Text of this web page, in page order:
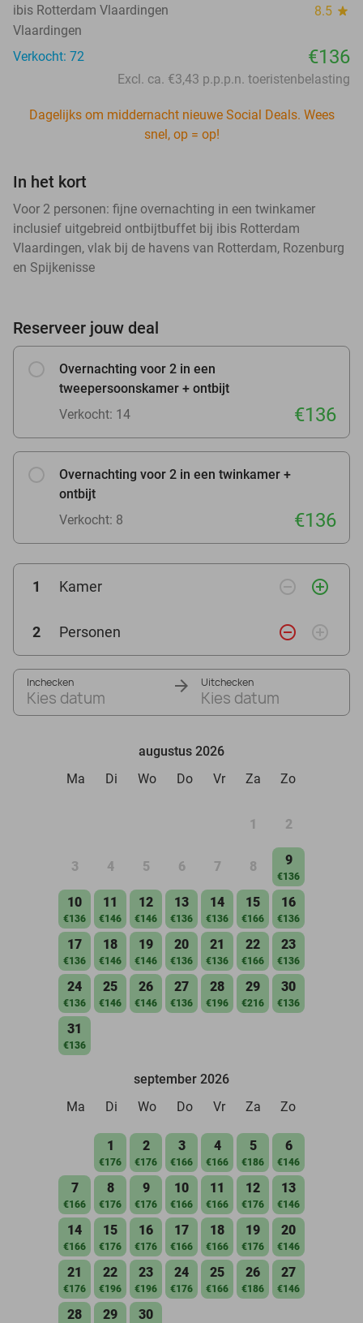
ibis Rotterdam Vlaardingen 8.5 star
Vlaardingen
Verkocht: 72
€136
Excl. ca. €3,43 p.p.p.n. toeristenbelasting
Dagelijks om middernacht nieuwe Social Deals. Wees
snel, op = op!
In het kort
Voor 2 personen: fijne overnachting in een twinkamer
inclusief uitgebreid ontbijtbuffet bij ibis Rotterdam
Vlaardingen, vlak bij de havens van Rotterdam, Rozenburg
en Spijkenisse
Reserveer jouw deal
Overnachting voor 2 in een
tweepersoonskamer + ontbijt
Verkocht: 14
€136
Overnachting voor 2 in een twinkamer +
ontbijt
Verkocht: 8
€136
1 Kamer remove_circle_outline add_circle_outline
2 Personen remove_circle_outline add_circle_outline
Inchecken
Kies datum
Uitchecken
Kies datum
augustus 2026
Ma
Di Wo Do Vr Za Zo
1 2
3 4 5 6 7 8 9
€136
10
€136
11
€146
12
€146
13
€136
14
€136
15
€166
16
€136
17
€136
18
€146
19
€146
20
€136
21
€136
22
€166
23
€136
24
€136
25
€146
26
€146
27
€136
28
€196
29
€216
30
€136
31
€136
september 2026
Ma
Di Wo Do Vr Za Zo
1
€176
2
€176
3
€166
4
€166
5
€186
6
€146
7
€166
8
€176
9
€176
10
€166
11
€166
12
€176
13
€146
14
€166
15
€176
16
€176
17
€166
18
€166
19
€176
20
€146
21
€176
22
€196
23
€196
24
€176
25
€166
26
€186
27
€146
28 29 30